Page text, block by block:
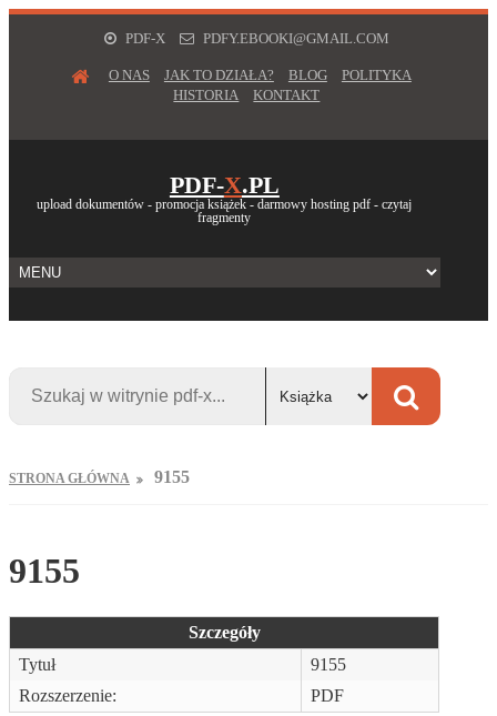
PDF-X PDFY.EBOOKI@GMAIL.COM
O NAS JAK TO DZIAŁA? BLOG
POLITYKA
HISTORIA
KONTAKT
PDF-X.PL
upload dokumentów - promocja książek - darmowy hosting pdf - czytaj
fragmenty
STRONA GŁÓWNA 9155
9155
Szczegóły
Tytuł
9155
Rozszerzenie:
PDF